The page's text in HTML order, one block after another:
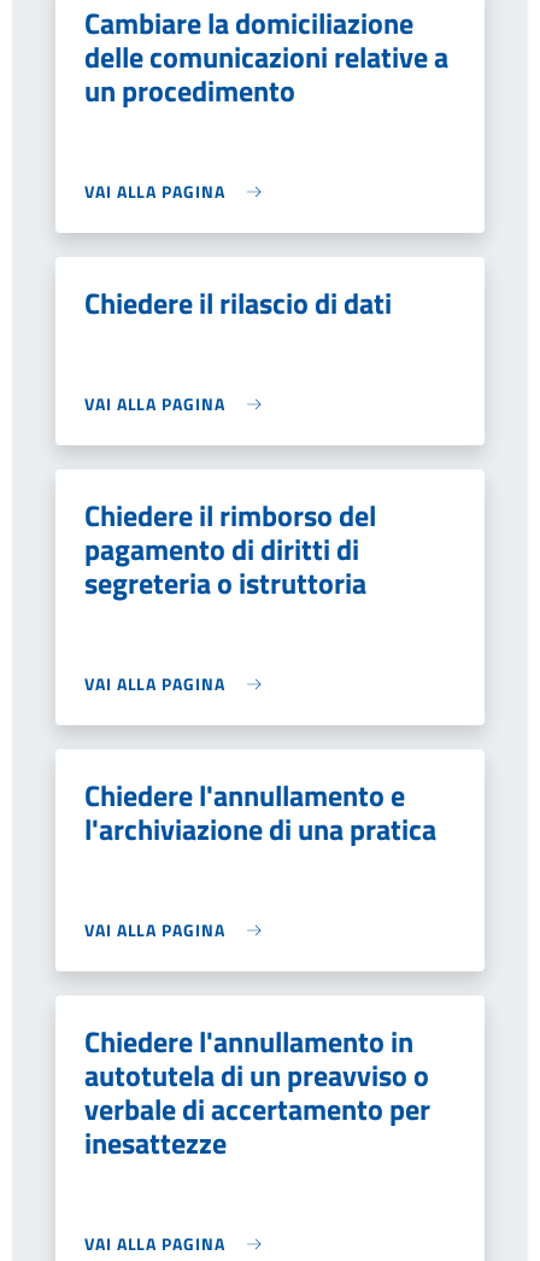
Cambiare la domiciliazione
delle comunicazioni relative a
un procedimento
VAI ALLA PAGINA
Chiedere il rilascio di dati
VAI ALLA PAGINA
Chiedere il rimborso del
pagamento di diritti di
segreteria o istruttoria
VAI ALLA PAGINA
Chiedere l'annullamento e
l'archiviazione di una pratica
VAI ALLA PAGINA
Chiedere l'annullamento in
autotutela di un preavviso o
verbale di accertamento per
inesattezze
VAI ALLA PAGINA